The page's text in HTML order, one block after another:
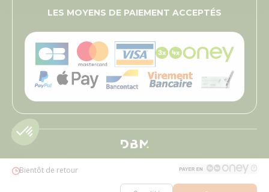
Bientôt de retour
LES MOYENS DE PAIEMENT ACCEPTÉS